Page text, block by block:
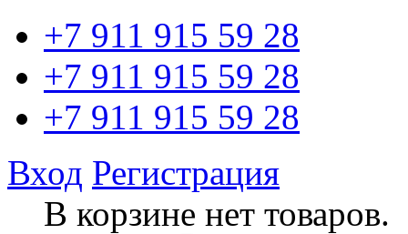
+7 911 915 59 28
+7 911 915 59 28
+7 911 915 59 28
Вход Регистрация
В корзине нет товаров.